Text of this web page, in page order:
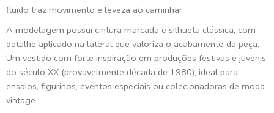
fluido traz movimento e leveza ao caminhar.
A modelagem possui cintura marcada e silhueta clássica, com
detalhe aplicado na lateral que valoriza o acabamento da peça.
Um vestido com forte inspiração em produções festivas e juvenis
do século XX (provavelmente década de 1980), ideal para
ensaios, figurinos, eventos especiais ou colecionadoras de moda
vintage.